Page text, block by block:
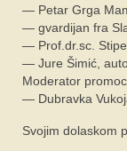
— Petar Grga
— gvardijan fra
— Prof.dr.sc.
— Jure Šimić,
Moderator
— Dubravka
Svojim dolaskom